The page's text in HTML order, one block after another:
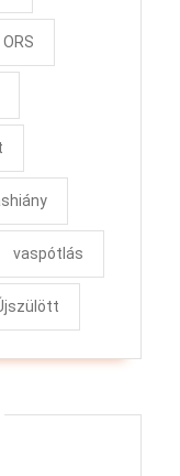
ORS
vaspótlás